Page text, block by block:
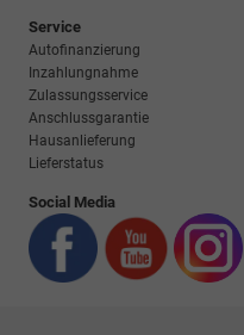
Service
Autofinanzierung
Inzahlungnahme
Zulassungsservice
Anschlussgarantie
Hausanlieferung
Lieferstatus
Social Media